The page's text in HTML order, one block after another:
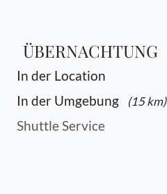
ÜBERNACHTUNG
In der Location
In der Umgebung
(15 km)
Shuttle Service